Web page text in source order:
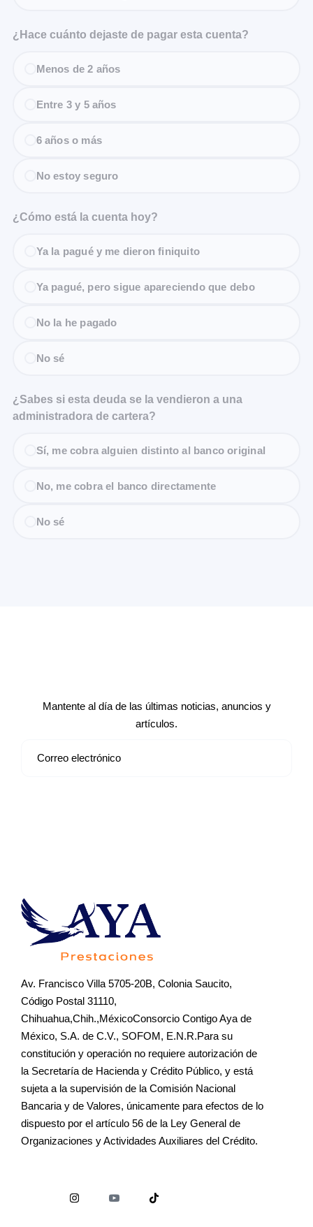
¿Hace cuánto dejaste de pagar esta cuenta?
Menos de 2 años
Entre 3 y 5 años
6 años o más
No estoy seguro
¿Cómo está la cuenta hoy?
Ya la pagué y me dieron finiquito
Ya pagué, pero sigue apareciendo que debo
No la he pagado
No sé
¿Sabes si esta deuda se la vendieron a una
administradora de cartera?
Sí, me cobra alguien distinto al banco original
No, me cobra el banco directamente
No sé
Mantente al día de las últimas noticias, anuncios y
artículos.
Av. Francisco Villa 5705-20B, Colonia Saucito,
Código Postal 31110,
Chihuahua,Chih.,MéxicoConsorcio Contigo Aya de
México, S.A. de C.V., SOFOM, E.N.R.Para su
constitución y operación no requiere autorización de
la Secretaría de Hacienda y Crédito Público, y está
sujeta a la supervisión de la Comisión Nacional
Bancaria y de Valores, únicamente para efectos de lo
dispuesto por el artículo 56 de la Ley General de
Organizaciones y Actividades Auxiliares del Crédito.